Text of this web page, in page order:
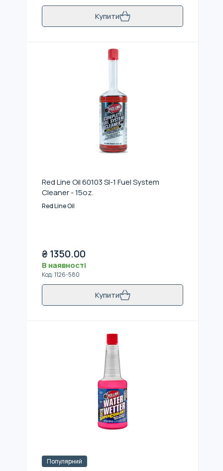
Купити
Red Line Oil 60103 SI-1 Fuel System
Cleaner - 15oz.
Red Line Oil
₴ 1350.00
В наявності
Код:1126-580
Купити
Популярний